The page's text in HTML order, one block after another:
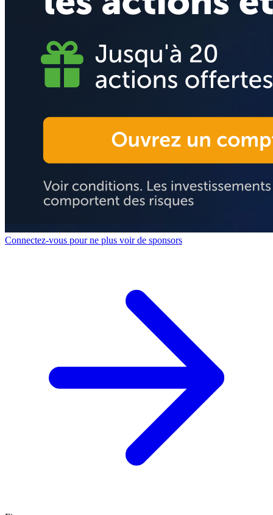
Connectez-vous pour ne plus voir de sponsors